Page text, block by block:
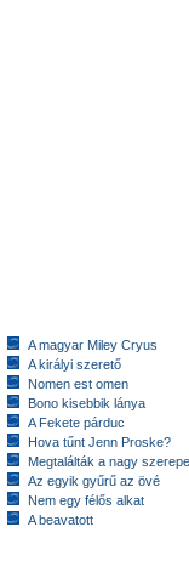
A magyar Miley Cryus
A királyi szerető
Nomen est omen
Bono kisebbik lánya
A Fekete párduc
Hova tűnt Jenn Proske?
Megtalálták a nagy
Az egyik gyűrű az övé
Nem egy félős alkat
A beavatott